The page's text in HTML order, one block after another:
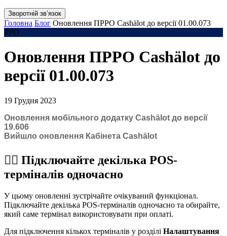
Зворотній звʼязок
Головна Блог Оновлення ПРРО Cashӓlot до версії 01.00.073
РРО
Оновлення ПРРО Cashӓlot до
версії 01.00.073
19 Грудня 2023
Оновлення мобільного додатку Cashӓlot до версії
19.606
Вийшло оновлення Кабінета Cashӓlot
☝🏻 Підключайте декілька POS-
терміналів одночасно
У цьому оновленні зустрічайте очікуваний функціонал.
Підключайте декілька POS-терміналів одночасно та обирайте,
який саме термінал використовувати при оплаті.
Для підключення кількох терміналів у розділі Налаштування